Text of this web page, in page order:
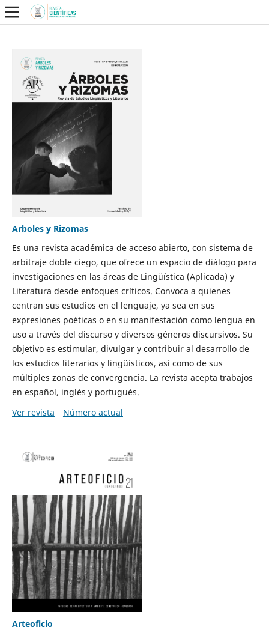
Arboles y Rizomas
Es una revista académica de acceso abierto, con sistema de
arbitraje doble ciego, que ofrece un espacio de diálogo para
investigaciones en las áreas de Lingüística (Aplicada) y
Literatura desde enfoques críticos. Convoca a quienes
centran sus estudios en el lenguaje, ya sea en sus
expresiones poéticas o en su manifestación como lengua en
uso a través del discurso y diversos géneros discursivos. Su
objetivo es estimular, divulgar y contribuir al desarrollo de
los estudios literarios y lingüísticos, así como de sus
múltiples zonas de convergencia. La revista acepta trabajos
en español, inglés y portugués.
Ver revista
Número actual
Arteoficio